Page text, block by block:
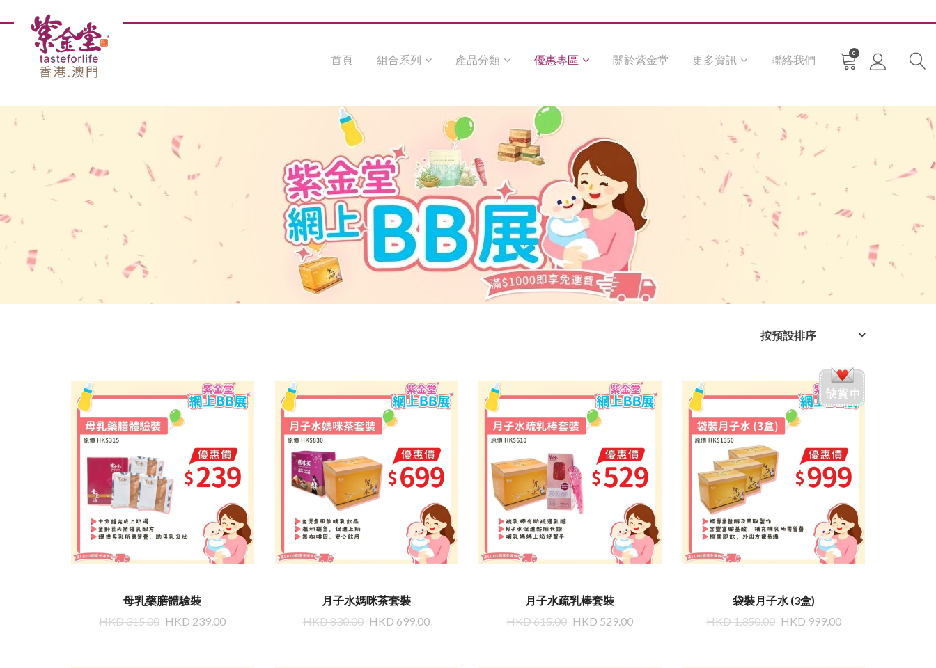
0
首頁 組合系列 產品分類 優惠專區 關於紫金堂 更多資訊 聯絡我們
按預設排序
母乳藥膳體驗裝
HKD 315.00 HKD 239.00
月子水媽咪茶套裝
HKD 830.00 HKD 699.00
月子水疏乳棒套裝
HKD 615.00 HKD 529.00
袋裝月子水 (3盒)
HKD 1,350.00 HKD 999.00